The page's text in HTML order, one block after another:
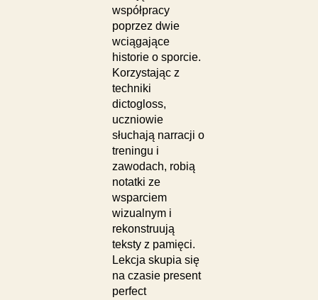
współpracy
poprzez dwie
wciągające
historie o sporcie.
Korzystając z
techniki
dictogloss,
uczniowie
słuchają narracji o
treningu i
zawodach, robią
notatki ze
wsparciem
wizualnym i
rekonstruują
teksty z pamięci.
Lekcja skupia się
na czasie present
perfect